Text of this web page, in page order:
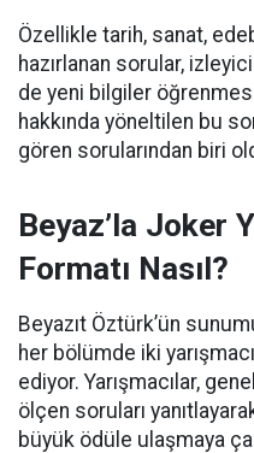
Özellikle tarih, sanat,
hazırlanan sorular,
de yeni bilgiler
hakkında yöneltilen bu
gören sorularından biri
Beyaz’la Joker
Formatı Nasıl?
Beyazıt Öztürk’ün
her bölümde iki
ediyor. Yarışmacılar,
ölçen soruları
büyük ödüle ulaşmaya